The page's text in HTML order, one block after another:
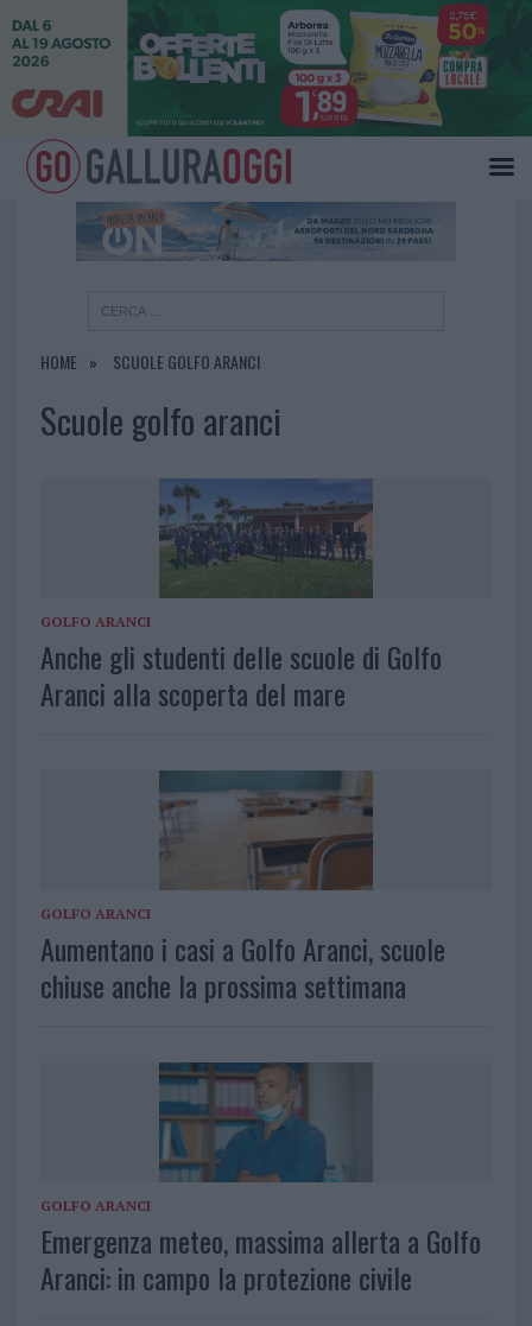
HOME SCUOLE GOLFO ARANCI
Scuole golfo aranci
GOLFO ARANCI
Anche gli studenti delle scuole di Golfo
Aranci alla scoperta del mare
GOLFO ARANCI
Aumentano i casi a Golfo Aranci, scuole
chiuse anche la prossima settimana
GOLFO ARANCI
Emergenza meteo, massima allerta a Golfo
Aranci: in campo la protezione civile
×